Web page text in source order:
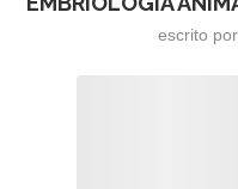
escrito por